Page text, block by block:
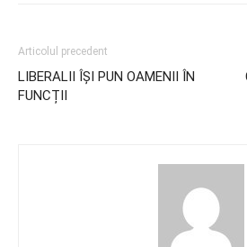
Articolul precedent
LIBERALII ÎȘI PUN OAMENII ÎN
FUNCȚII